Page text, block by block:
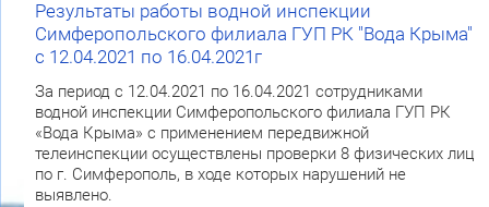
Результаты работы водной инспекции
Симферопольского филиала ГУП РК "Вода Крыма"
с 12.04.2021 по 16.04.2021г
За период с 12.04.2021 по 16.04.2021 сотрудниками
водной инспекции Симферопольского филиала ГУП РК
«Вода Крыма» с применением передвижной
телеинспекции осуществлены проверки 8 физических лиц
по г. Симферополь, в ходе которых нарушений не
выявлено.